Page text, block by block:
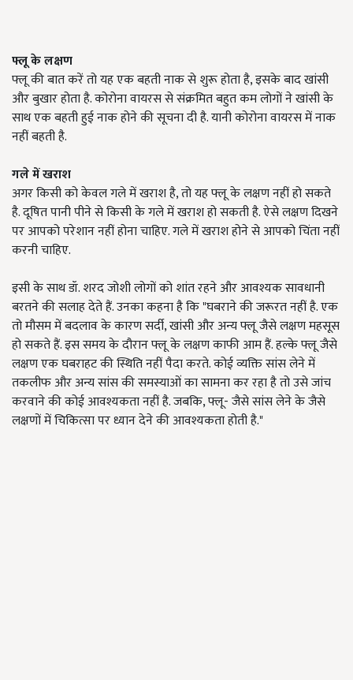
फ्लू के लक्षण
फ्लू की बात करें तो यह एक बहती नाक से शुरू होता है, इसके बाद खांसी
और बुखार होता है. कोरोना वायरस से संक्रमित बहुत कम लोगों ने खांसी के
साथ एक बहती हुई नाक होने की सूचना दी है. यानी कोरोना वायरस में नाक
नहीं बहती है.
गले में खराश
अगर किसी को केवल गले में खराश है, तो यह फ्लू के लक्षण नहीं हो सकते
है. दूषित पानी पीने से किसी के गले में खराश हो सकती है. ऐसे लक्षण दिखने
पर आपको परेशान नहीं होना चाहिए. गले में खराश होने से आपको चिंता नहीं
करनी चाहिए.
इसी के साथ डॉ. शरद जोशी लोगों को शांत रहने और आवश्यक सावधानी
बरतने की सलाह देते हैं. उनका कहना है कि "घबराने की जरूरत नहीं है. एक
तो मौसम में बदलाव के कारण सर्दी, खांसी और अन्य फ्लू जैसे लक्षण महसूस
हो सकते हैं. इस समय के दौरान फ्लू के लक्षण काफी आम हैं. हल्के फ्लू जैसे
लक्षण एक घबराहट की स्थिति नहीं पैदा करते. कोई व्यक्ति सांस लेने में
तकलीफ और अन्य सांस की समस्याओं का सामना कर रहा है तो उसे जांच
करवाने की कोई आवश्यकता नहीं है. जबकि, फ्लू- जैसे सांस लेने के जैसे
लक्षणों में चिकित्सा पर ध्यान देने की आवश्यकता होती है."